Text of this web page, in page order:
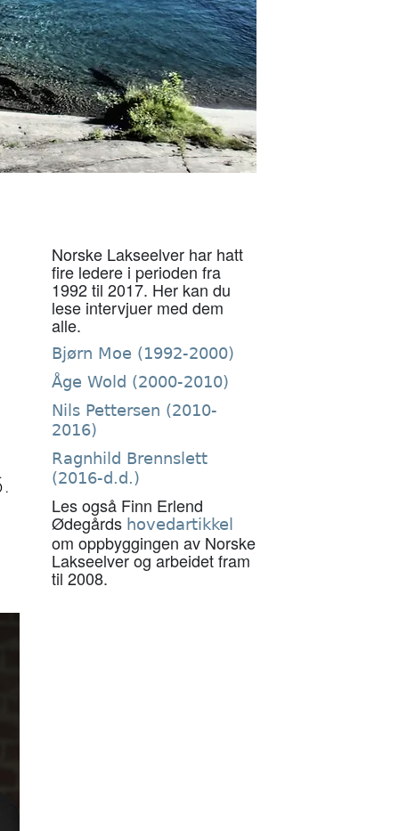
Norske Lakseelver har hatt
fire ledere i perioden fra
1992 til 2017. Her kan du
lese intervjuer med dem
alle.
Bjørn Moe (1992-2000)
Åge Wold (2000-2010)
Nils Pettersen (2010-
2016)
Ragnhild Brennslett
(2016-d.d.)
Les også Finn Erlend
Ødegårds hovedartikkel
om oppbyggingen av Norske
Lakseelver og arbeidet fram
til 2008.